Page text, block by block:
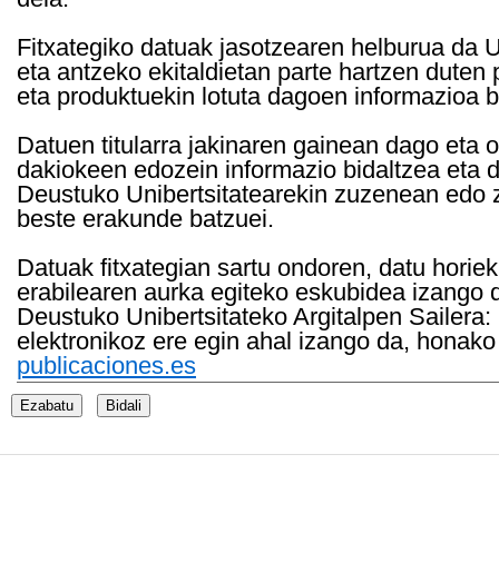
Fitxategiko datuak jasotzearen helburua da
eta antzeko ekitaldietan parte hartzen
eta produktuekin lotuta dagoen informazioa
Datuen titularra jakinaren gainean dago eta
dakiokeen edozein informazio bidaltzea eta
Deustuko Unibertsitatearekin zuzenean
beste erakunde batzuei.
Datuak fitxategian sartu ondoren, datu
erabilearen aurka egiteko eskubidea
Deustuko Unibertsitateko Argitalpen
elektronikoz ere egin ahal izango da,
publicaciones.es
Ezabatu Bidali